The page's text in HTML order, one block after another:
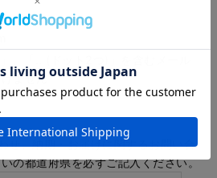
ません
せ、納期・お届けに関するお問い合
の都道府県を必ずご記入ください。